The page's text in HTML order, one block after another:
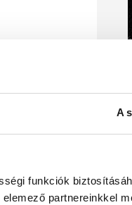
A
funkciók
partnereinkkel